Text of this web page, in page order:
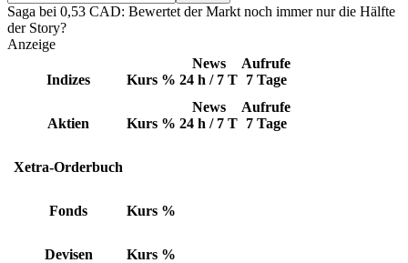
Saga bei 0,53 CAD: Bewertet der Markt noch immer nur die Hälfte
der Story?
Anzeige
Indizes Kurs %
News
24 h / 7 T
Aufrufe
7 Tage
Aktien Kurs %
News
24 h / 7 T
Aufrufe
7 Tage
Xetra-Orderbuch
Fonds Kurs %
Devisen Kurs %